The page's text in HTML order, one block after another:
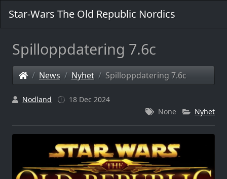
Star-Wars The Old Republic Nordics
Spilloppdatering 7.6c
News Nyhet Spilloppdatering 7.6c
Nodland
18 Dec 2024
None
Nyhet